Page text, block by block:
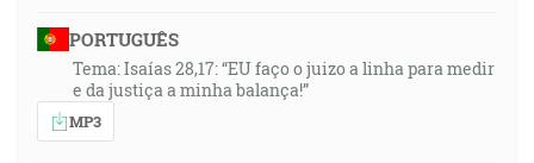
PORTUGUÊS
Tema: Isaías 28,17: “EU faço o juizo a linha para medir
e da justiça a minha balança!”
MP3